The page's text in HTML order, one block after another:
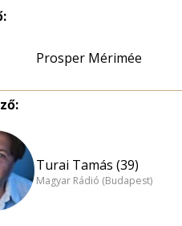
Prosper Mérimée
Turai Tamás (39)
Magyar Rádió (Budapest)